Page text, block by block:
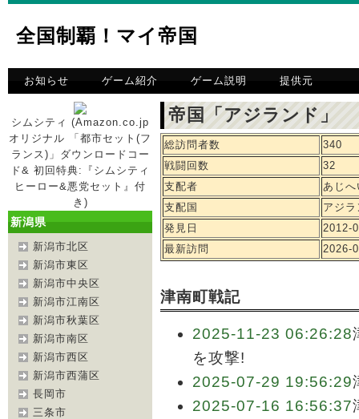
全国制覇！マイ帝国
お知らせ ゲーム紹介 ゲーム説明 提供元
シムシティ (Amazon.co.jp
オリジナル 「都市セット(フ
ランス)」ダウンロードコー
ド& 初回特典:『シムシティ
ヒーロー&悪党セット』付
き)
新潟県
新潟市北区
新潟市東区
新潟市中央区
新潟市江南区
新潟市秋葉区
新潟市南区
新潟市西区
新潟市西蒲区
長岡市
三条市
帝国「アジランド」
総訪問者数
340
戦闘回数
32
支配者
あじへ
支配国
アジ
発見日
2012-
最新訪問
2026-
津南町戦記
2025-11-23 06:26:28
を攻撃!
2025-07-29 19:56:29
2025-07-16 16:56:37